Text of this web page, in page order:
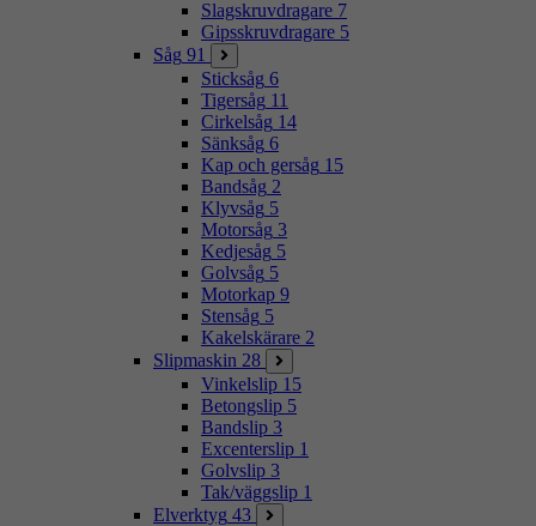
Slagskruvdragare 7
Gipsskruvdragare 5
Såg 91
Sticksåg 6
Tigersåg 11
Cirkelsåg 14
Sänksåg 6
Kap och gersåg 15
Bandsåg 2
Klyvsåg 5
Motorsåg 3
Kedjesåg 5
Golvsåg 5
Motorkap 9
Stensåg 5
Kakelskärare 2
Slipmaskin 28
Vinkelslip 15
Betongslip 5
Bandslip 3
Excenterslip 1
Golvslip 3
Tak/väggslip 1
Elverktyg 43